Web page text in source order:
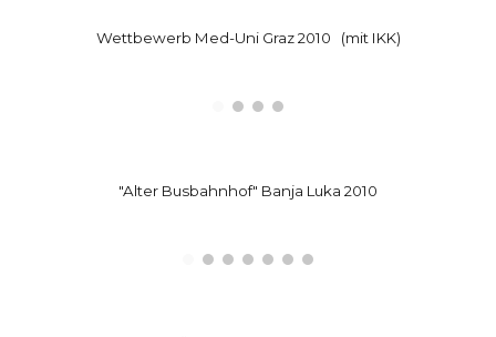
Wettbewerb Med-Uni Graz 2010   (mit IKK)
"Alter Busbahnhof" Banja Luka 2010